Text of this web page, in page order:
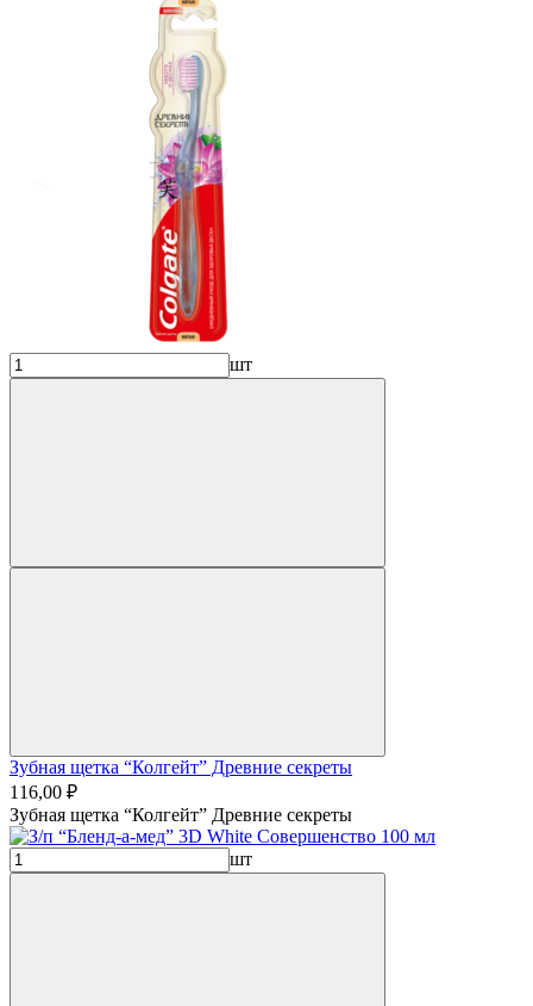
шт
Зубная щетка “Колгейт” Древние секреты
116,00 ₽
Зубная щетка “Колгейт” Древние секреты
шт